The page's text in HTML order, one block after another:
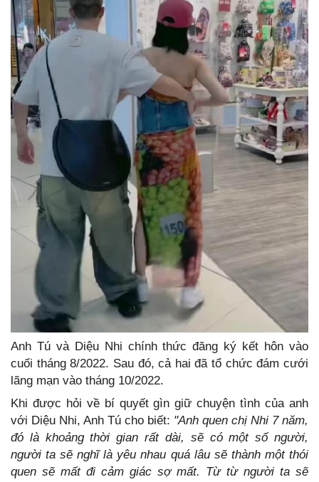
Anh Tú và Diệu Nhi chính thức đăng ký kết hôn vào
cuối tháng 8/2022. Sau đó, cả hai đã tổ chức đám cưới
lãng mạn vào tháng 10/2022.
Khi được hỏi về bí quyết gìn giữ chuyện tình của anh
với Diệu Nhi, Anh Tú cho biết: "Anh quen chị Nhi 7 năm,
đó là khoảng thời gian rất dài, sẽ có một số người,
người ta sẽ nghĩ là yêu nhau quá lâu sẽ thành một thói
quen sẽ mất đi cảm giác sợ mất. Từ từ người ta sẽ